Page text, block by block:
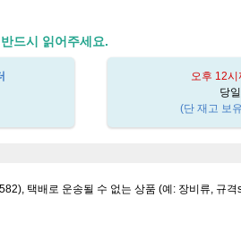
드시 읽어주세요.
오후 12시
당
(단 재고 보
택배로 운송될 수 없는 상품 (예: 장비류, 규